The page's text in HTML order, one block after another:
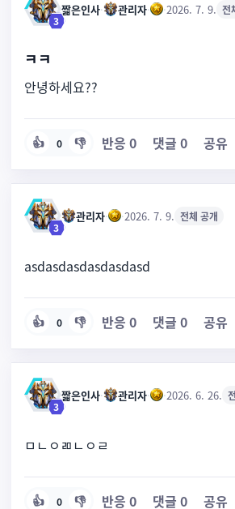
3
짧은인사· 관리자· ·2026. 7. 9. 전
ㅋㅋ
안녕하세요??
👍 0 👎 반응 0 댓글 0 공유
3
관리자· ·2026. 7. 9. 전체 공개
asdasdasdasdasdasd
👍 0 👎 반응 0 댓글 0 공유
3
짧은인사· 관리자· ·2026. 6. 26.
ㅁㄴㅇㄻㄴㅇㄹ
👍 0 👎 반응 0 댓글 0 공유